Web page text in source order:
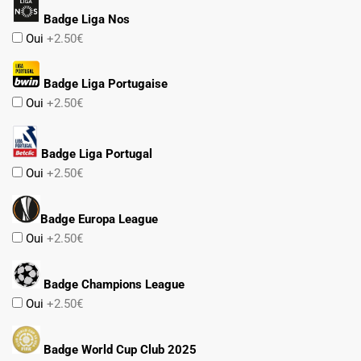
Badge Liga Nos
Oui +2.50€
Badge Liga Portugaise
Oui +2.50€
Badge Liga Portugal
Oui +2.50€
Badge Europa League
Oui +2.50€
Badge Champions League
Oui +2.50€
Badge World Cup Club 2025